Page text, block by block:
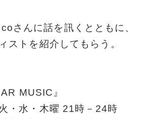
さんに話を訊くとともに、
ストを紹介してもらう。
MUSIC』
・水・木曜 21時－24時